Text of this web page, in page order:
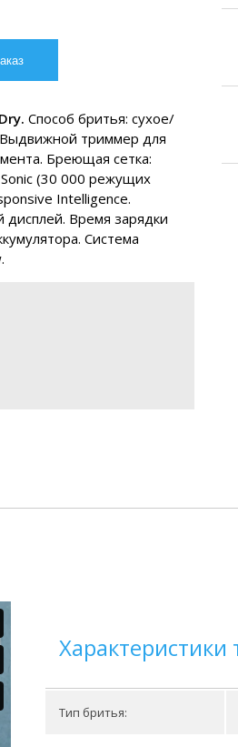
Способ бритья: сухое/
Выдвижной триммер для
Бреющая сетка:
(30 000 режущих
Intelligence.
Время зарядки
Система
Характеристики
Тип бритья: